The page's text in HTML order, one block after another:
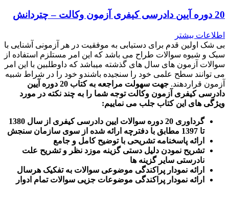
20 دوره آیین دادرسی کیفری آزمون وکالت – چتردانش
اطلاعات بیشتر
بی شک اولین قدم برای دستیابی به موفقیت در هر آزمونی آشنایی با
سبک و شیوه سوالات طراح می باشد که این امر مستلزم استفاده از
سوالات آزمون های سال های گذشته میباشد که داوطلبین با این امر
می توانند سطح علمی خود را سنجیده باشندو خود را در شراط شبیه
آزمون قراردهند.
جهت سهولت مراجعه به کتاب 20 دوره آیین
دادرسی کیفری آزمون وکالت توجه شما را به چند نکته در مورد
ویژگی های این کتاب جلب می نماییم:
گرداوری 20 دوره سوالات ایین دادرسی کیفری از سال 1380
تا 1397 مطابق با دفترچه ارائه شده از سوی سازمان سنجش
ارائه پاسخنامه تشریحی با توضیح کامل و جامع
تشریح نمودن دلیل دستی گزینه موزد نظر و تشریح علت
نادرستی سایر گزینه ها
ارائه نمودار پراکندگی موضوعی سوالات به تفکیک هرسال
رائه نمودار پراکندگی موضوعات جزیی سوالات تمام ادوار